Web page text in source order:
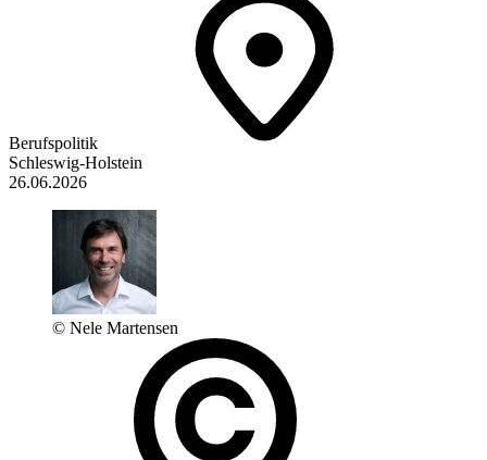
Berufspolitik
Schleswig-Holstein
26.06.2026
© Nele Martensen